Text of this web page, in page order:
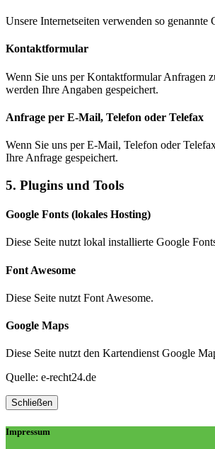
Unsere Internetseiten verwenden so genannte
Kontaktformular
Wenn Sie uns per Kontaktformular Anfragen
werden Ihre Angaben gespeichert.
Anfrage per E-Mail, Telefon oder Telefax
Wenn Sie uns per E-Mail, Telefon oder
Ihre Anfrage gespeichert.
5. Plugins und Tools
Google Fonts (lokales Hosting)
Diese Seite nutzt lokal installierte Google
Font Awesome
Diese Seite nutzt Font Awesome.
Google Maps
Diese Seite nutzt den Kartendienst Google
Quelle: e-recht24.de
Schließen
Impressum